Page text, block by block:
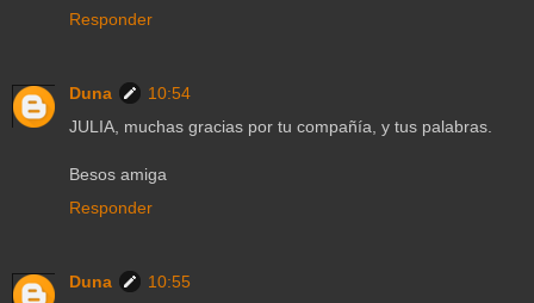
Responder
Duna
10:54
JULIA, muchas gracias por tu compañía, y tus palabras.
Besos amiga
Responder
Duna
10:55